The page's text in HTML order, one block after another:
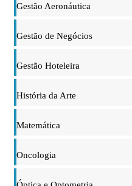
Gestão Aeronáutica
Gestão de Negócios
Gestão Hoteleira
História da Arte
Matemática
Oncologia